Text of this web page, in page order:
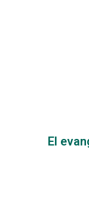
El